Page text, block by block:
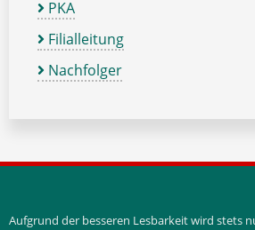
PKA
Filialleitung
Nachfolger
Aufgrund der besseren Lesbarkeit wird stets